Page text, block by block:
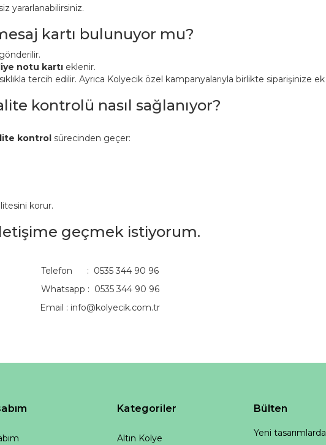
yararlanabilirsiniz.
kartı bulunuyor mu?
notu kartı eklenir.
tercih edilir. Ayrıca Kolyecik özel kampanyalarıyla birlikte siparişinize
kontrolü nasıl sağlanıyor?
kontrol sürecinden geçer:
korur.
geçmek istiyorum.
Telefon : 0535 344 90 96
Whatsapp : 0535 344 90 96
Email : info@kolyecik.com.tr
Kategoriler
Altın Kolye
Bülten
Yeni